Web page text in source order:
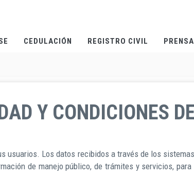
CEDULACIÓN REGISTRO CIVIL PRENSA
Y CONDICIONES
usuarios. Los datos recibidos a través de los
de manejo público, de trámites y servicios, para